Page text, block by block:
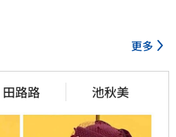
更多
田路路 池秋美